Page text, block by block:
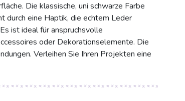
Die klassische, uni schwarze Farbe
durch eine Haptik, die echtem Leder
ist ideal für anspruchsvolle
oder Dekorationselemente. Die
Verleihen Sie Ihren Projekten eine